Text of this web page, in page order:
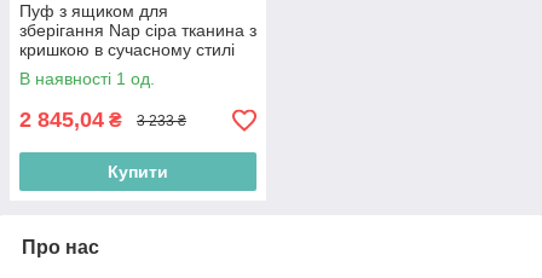
Пуф з ящиком для
зберігання Nap сіра тканина з
кришкою в сучасному стилі
В наявності 1 од.
2 845,04 ₴ 3 233 ₴
Купити
Про нас